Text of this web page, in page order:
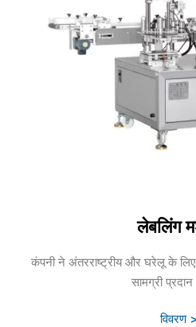
लेबलिंग
कंपनी ने अंतरराष्ट्रीय और घरेलू के
सामग्री
विवरण >